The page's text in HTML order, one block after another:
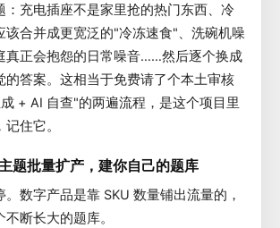
：充电插座不是家里抢的热门东西、冷
该合并成更宽泛的"冷冻速食"、洗碗机噪
真正会抱怨的日常噪音……然后逐个换成
的答案。这相当于免费请了个本土审核
+ AI 自查"的两遍流程，是这个项目里
住它。
题批量扩产，建你自己的题库
数字产品是靠 SKU 数量铺出流量的，
断长大的题库。